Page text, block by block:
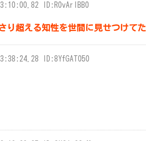
ID:R0vArIBB0
り超える知性を世間に見せつけてた
ID:8YfGAT050